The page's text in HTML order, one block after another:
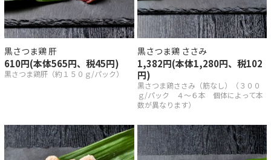
黒さつま鶏 肝
610円(本体565円、税45円)
黒さつま鶏肝（約１５０ｇ/パック）
黒さつま鶏 ささみ
1,382円(本体1,280円、税102
円)
黒さつま鶏ささみ（筋なし）（３００
ｇ/パック ４～６本 個体によって本
数が異なります）